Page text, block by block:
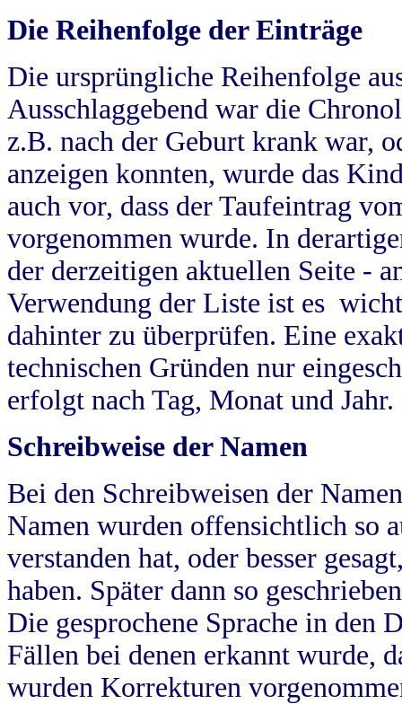
Die Reihenfolge der Einträge
Die ursprüngliche Reihenfolge
Ausschlaggebend war die
z.B. nach der Geburt krank war,
anzeigen konnten, wurde das
auch vor, dass der Taufeintrag
vorgenommen wurde. In
der derzeitigen aktuellen Seite -
Verwendung der Liste ist es
dahinter zu überprüfen. Eine
technischen Gründen nur
erfolgt nach Tag, Monat und Jahr.
Schreibweise der Namen
Bei den Schreibweisen der
Namen wurden offensichtlich so
verstanden hat, oder besser
haben. Später dann so
Die gesprochene Sprache in
Fällen bei denen erkannt wurde,
wurden Korrekturen